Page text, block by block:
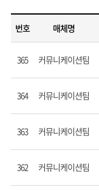
번호 매체명
365 커뮤니케이션팀
364 커뮤니케이션팀
363 커뮤니케이션팀
362 커뮤니케이션팀